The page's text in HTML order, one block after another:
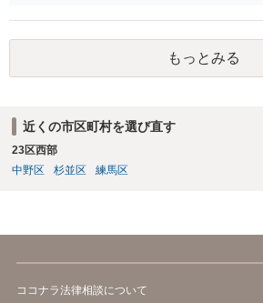
じる義務が（内容証明郵便の効力として）生
く、無視されたらそれでおしまいです。 その
決を得て強制的に支払ってもらえるようにす
要があります。郵便を送らずに最初から裁判
けでよいのかどうか（これだけなら数万円で
を依頼するかどうか、請求金額との関係で、
ので、交渉の依頼はしないのか、など、検討
もっとみる
近くの市区町村を選び直す
23区西部
中野区
杉並区 練馬区
ココナラ法律相談について